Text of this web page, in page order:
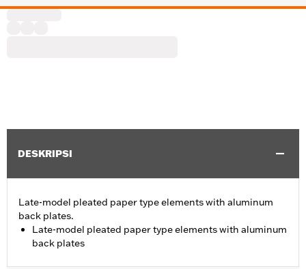
DESKRIPSI
Late-model pleated paper type elements with aluminum
back plates.
Late-model pleated paper type elements with aluminum
back plates